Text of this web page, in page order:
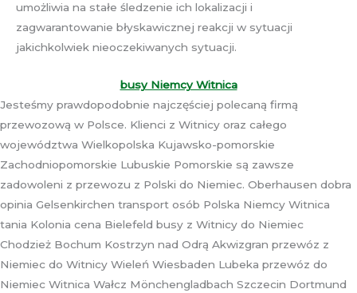
umożliwia na stałe śledzenie ich lokalizacji i
zagwarantowanie błyskawicznej reakcji w sytuacji
jakichkolwiek nieoczekiwanych sytuacji.
busy Niemcy Witnica
Jesteśmy prawdopodobnie najczęściej polecaną firmą
przewozową w Polsce. Klienci z Witnicy oraz całego
województwa Wielkopolska Kujawsko-pomorskie
Zachodniopomorskie Lubuskie Pomorskie są zawsze
zadowoleni z przewozu z Polski do Niemiec. Oberhausen dobra
opinia Gelsenkirchen transport osób Polska Niemcy Witnica
tania Kolonia cena Bielefeld busy z Witnicy do Niemiec
Chodzież Bochum Kostrzyn nad Odrą Akwizgran przewóz z
Niemiec do Witnicy Wieleń Wiesbaden Lubeka przewóz do
Niemiec Witnica Wałcz Mönchengladbach Szczecin Dortmund